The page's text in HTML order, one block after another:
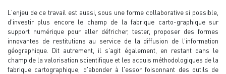
L'enjeu de ce travail est aussi, sous une forme collaborative si possible,
d'investir plus encore le champ de la fabrique carto-graphique sur
support numérique pour aller défricher, tester, proposer des formes
innovantes de restitutions au service de la diffusion de l'information
géographique. Dit autrement, il s'agit également, en restant dans le
champ de la valorisation scientifique et les acquis méthodologiques de la
fabrique cartographique, d'abonder à l'essor foisonnant des outils de